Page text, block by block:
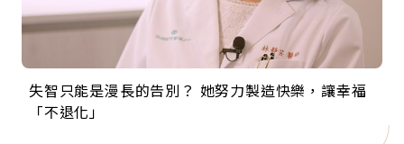
失智只能是漫長的告別？ 她努力製造快樂，讓幸福
「不退化」
來自剛果的巧克力神父 為台灣奉獻36年 「台灣是我
的家，我連作夢都講台語！」
63歲卸矽谷副總、搬回台灣找快樂！「蛋黃哥小
丑」走進安養院，逗樂上萬爺奶：退休後才開始真
104歲打破金氏世界紀錄 成為全球最年長羽球選
手，分享長壽的秘密原來是「這個」
事業巔峰他選擇追夢…黑手阿伯拉小提琴還登上小
巨蛋！連CNN都大讚！